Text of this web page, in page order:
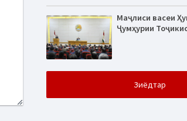
Маҷлиси васеи
Ҷумҳурии
Зиёдтар